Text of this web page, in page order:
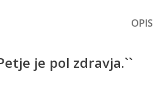
OPIS
je pol zdravja.``